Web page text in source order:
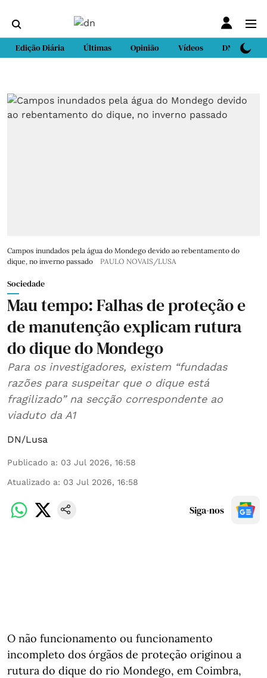
Edição Diária Últimas Opinião Vídeos DN Sport
Campos inundados pela água do Mondego devido ao rebentamento do
dique, no inverno passado
PAULO NOVAIS/LUSA
Sociedade
Mau tempo: Falhas de proteção e
de manutenção explicam rutura
do dique do Mondego
Para os investigadores, existem “fundadas
razões para suspeitar que o dique está
fragilizado” na secção correspondente ao
viaduto da A1
DN/Lusa
Publicado a: 03 Jul 2026, 16:58
Atualizado a: 03 Jul 2026, 16:58
Siga-nos
O não funcionamento ou funcionamento
incompleto dos órgãos de proteção originou a
rutura do dique do rio Mondego, em Coimbra,